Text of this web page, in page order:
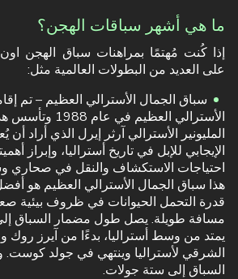
ما هي أشهر سباقات الهجن؟
إذا كُنت مُهتمًا بمراهنات سباق الهجن
على العديد من البطولات العالمية مثل:
سباق الجمال الأسترالي العظيم – تم
الأسترالي العظيم
المليونير الأسترالي آرثر إيرل الذي أراد أن
الإيجابي للإبل في تاريخ أستراليا، وإبراز
احتياجات الاستكشاف والنقل في صحاري
هذا سباق الجمال الأسترالي العظيم هو
قدرة التحمل الحيوانات في ظروف بيئية
يمتد من وسط أستراليا، بدءًا من آيرز روك
الشرقي لأستراليا وينتهي في جولد كوست.
السباق إلى ستة جولات.